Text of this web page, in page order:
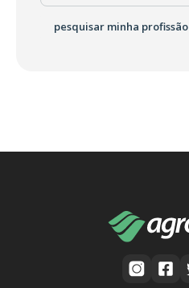
pesquisar minha profissão